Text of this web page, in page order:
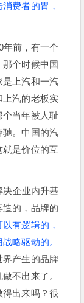
费者的胃，
年前，有一个
个时候中国
是上汽和一汽
上汽的老板实
当年被人耻
驰。中国的汽
是价位的互
决企业内升基
的，品牌的
有逻辑的，
略驱动的。
界产生的品牌
不出来了。
出来吗？很